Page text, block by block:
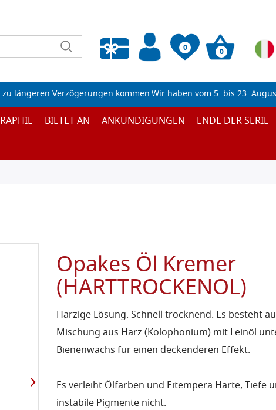
0
Wunschliste leeren
0
längeren Verzögerungen kommen.Wir haben vom 5. bis 23.
BIETET AN ANKÜNDIGUNGEN ENDE DER SERIE
Opakes Öl Kremer
(HARTTROCKENOL)
Harzige Lösung. Schnell trocknend. Es besteht
Mischung aus Harz (Kolophonium) mit Leinöl
Bienenwachs für einen deckenderen Effekt.
Es verleiht Ölfarben und Eitempera Härte, Tiefe
instabile Pigmente nicht.